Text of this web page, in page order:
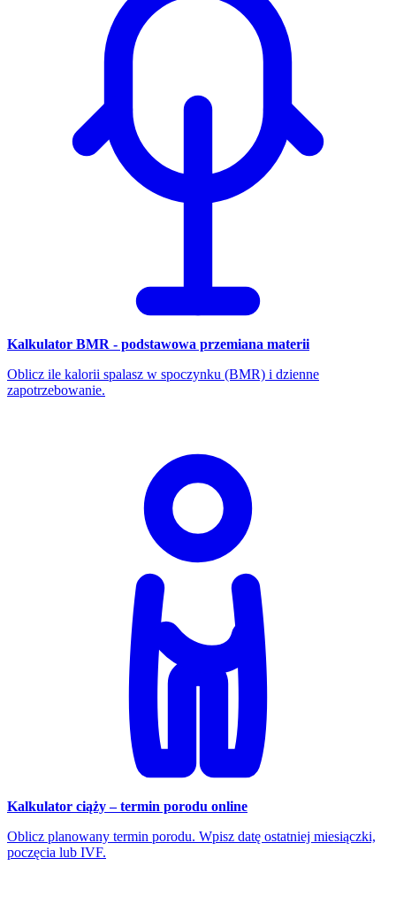
Kalkulator BMR - podstawowa przemiana materii
Oblicz ile kalorii spalasz w spoczynku (BMR) i dzienne
zapotrzebowanie.
Kalkulator ciąży – termin porodu online
Oblicz planowany termin porodu. Wpisz datę ostatniej miesiączki,
poczęcia lub IVF.